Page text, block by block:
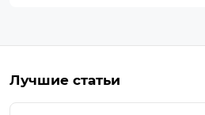
Лучшие статьи